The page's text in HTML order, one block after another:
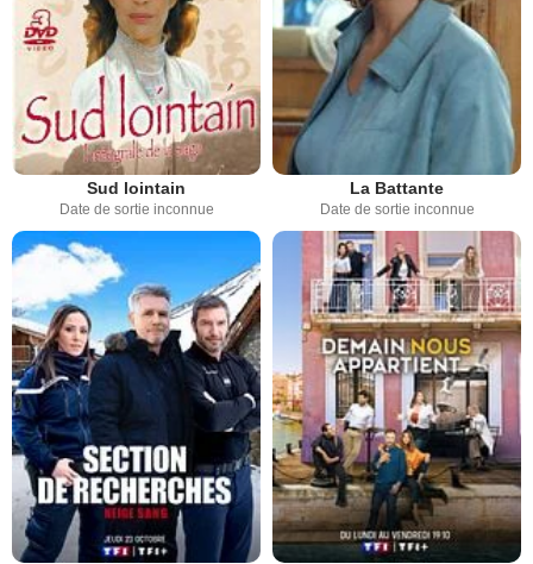
Sud lointain
Date de sortie inconnue
La Battante
Date de sortie inconnue